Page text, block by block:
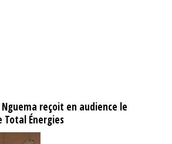
reçoit en audience le
Énergies